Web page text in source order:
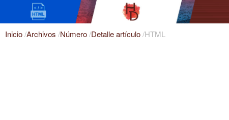
Inicio/Archivos /Número/Detalle artículo/HTML